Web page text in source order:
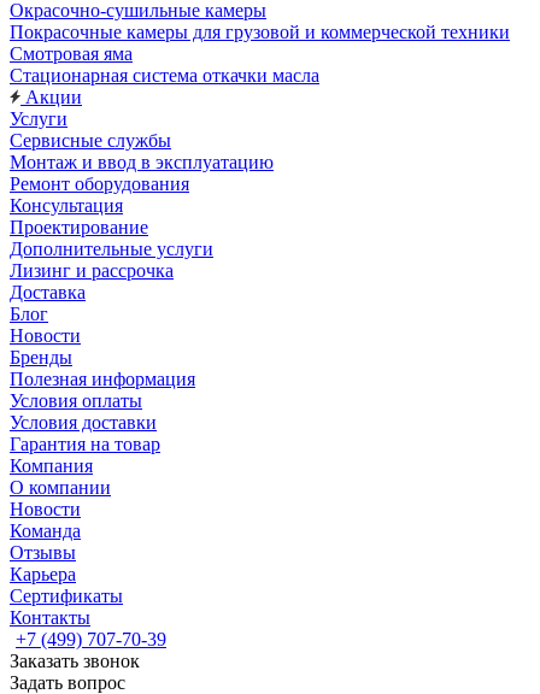
Окрасочно-сушильные камеры
Покрасочные камеры для грузовой и коммерческой техники
Смотровая яма
Стационарная система откачки масла
Акции
Услуги
Сервисные службы
Монтаж и ввод в эксплуатацию
Ремонт оборудования
Консультация
Проектирование
Дополнительные услуги
Лизинг и рассрочка
Доставка
Блог
Новости
Бренды
Полезная информация
Условия оплаты
Условия доставки
Гарантия на товар
Компания
О компании
Новости
Команда
Отзывы
Карьера
Сертификаты
Контакты
+7 (499) 707-70-39
Заказать звонок
Задать вопрос